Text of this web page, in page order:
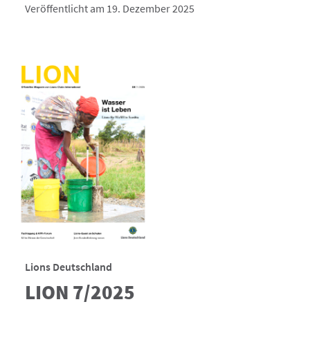
Veröffentlicht am 19. Dezember 2025
Lions Deutschland
LION 7/2025